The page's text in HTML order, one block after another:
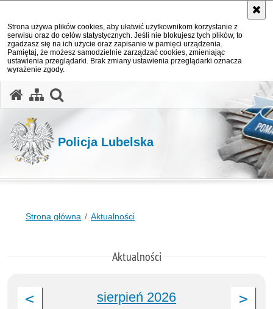
Strona używa plików cookies, aby ułatwić użytkownikom korzystanie z
serwisu oraz do celów statystycznych. Jeśli nie blokujesz tych plików, to
zgadzasz się na ich użycie oraz zapisanie w pamięci urządzenia.
Pamiętaj, że możesz samodzielnie zarządzać cookies, zmieniając
ustawienia przeglądarki. Brak zmiany ustawienia przeglądarki oznacza
wyrażenie zgody.
Policja Lubelska
Strona główna Aktualności
Aktualności
sierpień 2026